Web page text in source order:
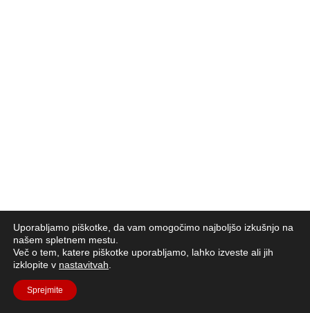
Uporabljamo piškotke, da vam omogočimo najboljšo izkušnjo na
našem spletnem mestu.
Več o tem, katere piškotke uporabljamo, lahko izveste ali jih
izklopite v nastavitvah
Sprejmite